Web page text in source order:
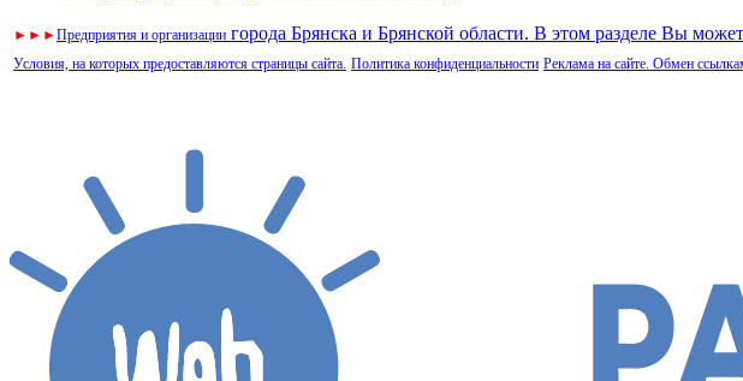
► ► ►Предприятия и организации города Брянска и Брянской области. В этом разделе Вы
Условия, на которых предоставляются страницы сайта. Политика конфиденциальности Реклама на сайте. Обмен